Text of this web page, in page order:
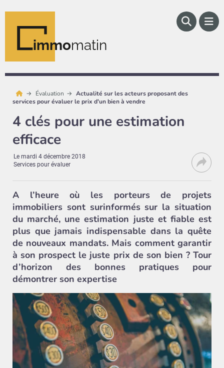
immomatin
Évaluation
Actualité sur les acteurs proposant des
services pour évaluer le prix d'un bien à vendre
4 clés pour une estimation
efficace
Lemardi 4 décembre 2018
Services pour évaluer
A l’heure où les porteurs de projets
immobiliers sont surinformés sur la situation
du marché, une estimation juste et fiable est
plus que jamais indispensable dans la quête
de nouveaux mandats. Mais comment garantir
à son prospect le juste prix de son bien ? Tour
d’horizon des bonnes pratiques pour
démontrer son expertise